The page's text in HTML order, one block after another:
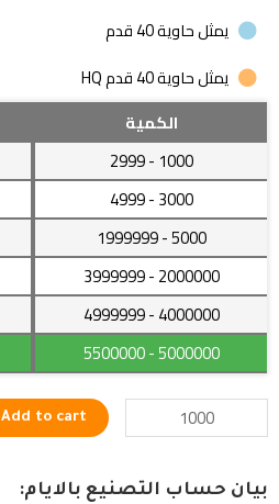
يمثل حاوية 40 قدم
يمثل حاوية 40 قدم HQ
الكمية
1000
- 2999
3000
- 4999
5000
- 1999999
2000000
- 3999999
4000000
- 4999999
5000000
- 5500000
ذات
جذابة
بجودة
تعطيك
ثقة
ومظهر
جذاب
Add to cart
بيان حساب التصنيع بالايام: